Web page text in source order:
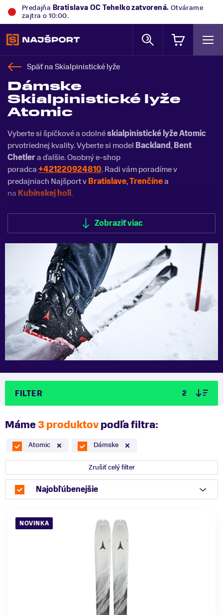
Predajňa Bratislava OC Tehelkozatvorená. Otvárame
zajtra o 10:00.
Späť naSkialpinistické lyže
Dámske
Skialpinistické lyže
Atomic
Vyberte si špičkové a odolnéskialpinistické lyže Atomic
prvotriednej kvality. Vyberte si model Backland,Bent
Chetlera ďalšie. Osobný e-shop
poradca+421220924810. Radi vám poradíme v
predajniach Najšport vBratislave,Trenčínea
na Kubínskej holi.
Zobraziť viac
Zobraziť menej
FILTER 2
Máme3 produktovpodľa filtra:
Atomic Dámske
Zrušiť celý filter
Najobľúbenejšie
NOVINKA